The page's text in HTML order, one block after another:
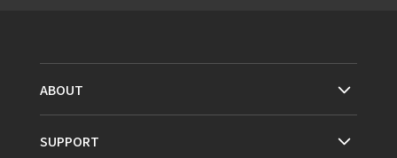
ABOUT
SUPPORT